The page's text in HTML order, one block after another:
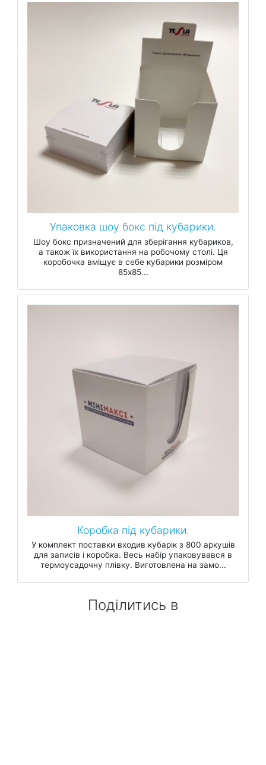
Упаковка шоу бокс під кубарики.
Шоу бокс призначений для зберігання кубариков,
а також їх використання на робочому столі. Ця
коробочка вміщує в себе кубарики розміром
85х85...
Коробка під кубарики.
У комплект поставки входив кубарік з 800 аркушів
для записів і коробка. Весь набір упаковувався в
термоусадочну плівку. Виготовлена на замо...
Поділитись в